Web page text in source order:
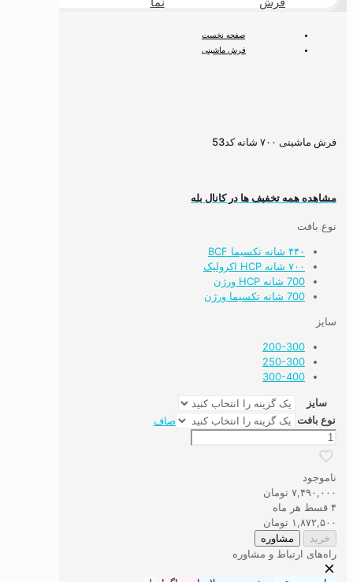
صفحه نخست
فرش ماشینی
فرش ماشینی ۷۰۰ شانه کد53
مشاهده همه تخفیف ها در کانال بله
نوع بافت
۴۴۰ شانه تکسیما BCF
۷۰۰ شانه HCP اکرولیک
700 شانه HCP ورژن
700 شانه تکسیما ورژن
سایز
200-300
250-300
300-400
سایز
نوع بافت
صاف
فرش
ماشینی
۷۰۰
شانه
کد53
عدد
ناموجود
۷,۴۹۰,۰۰۰ تومان
۴ قسط هر ماه
۱,۸۷۲,۵۰۰ تومان
خرید مشاوره
راه‌های ارتباط و مشاوره